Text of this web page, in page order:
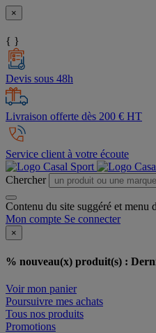
×
{ }
Devis sous 48h
Livraison offerte dès 200 € HT
Service client à votre écoute
Chercher
Contenu du site suggéré et menu
Mon compte Se connecter
×
% nouveau(x) produit(s) :
Voir mon panier
Poursuivre mes achats
Tous nos produits
Promotions